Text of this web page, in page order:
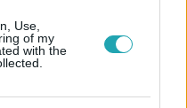
Use,
of my
with the